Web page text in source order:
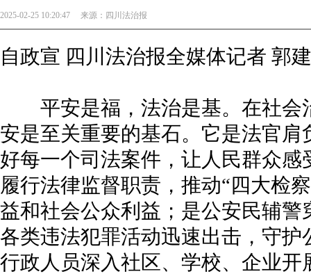
2025-02-25 10:20:47 来源： 四川法治报
自政宣 四川法治报全媒体记者 郭
平安是福，法治是基。在社会
安是至关重要的基石。它是法官
好每一个司法案件，让人民群众
履行法律监督职责，推动“四大检
益和社会公众利益；是公安民辅
各类违法犯罪活动迅速出击，守
行政人员深入社区、学校、企业